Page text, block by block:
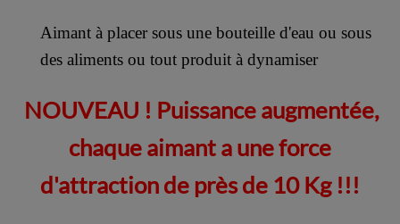
Aimant à placer sous une bouteille d'eau ou sous
des aliments ou tout produit à dynamiser
NOUVEAU ! Puissance augmentée,
chaque aimant a une force
d'attraction de près de 10 Kg !!!